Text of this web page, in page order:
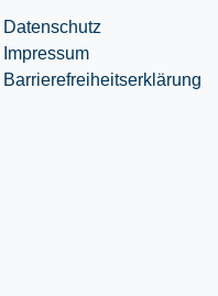
Datenschutz
Impressum
Barrierefreiheitserklärung